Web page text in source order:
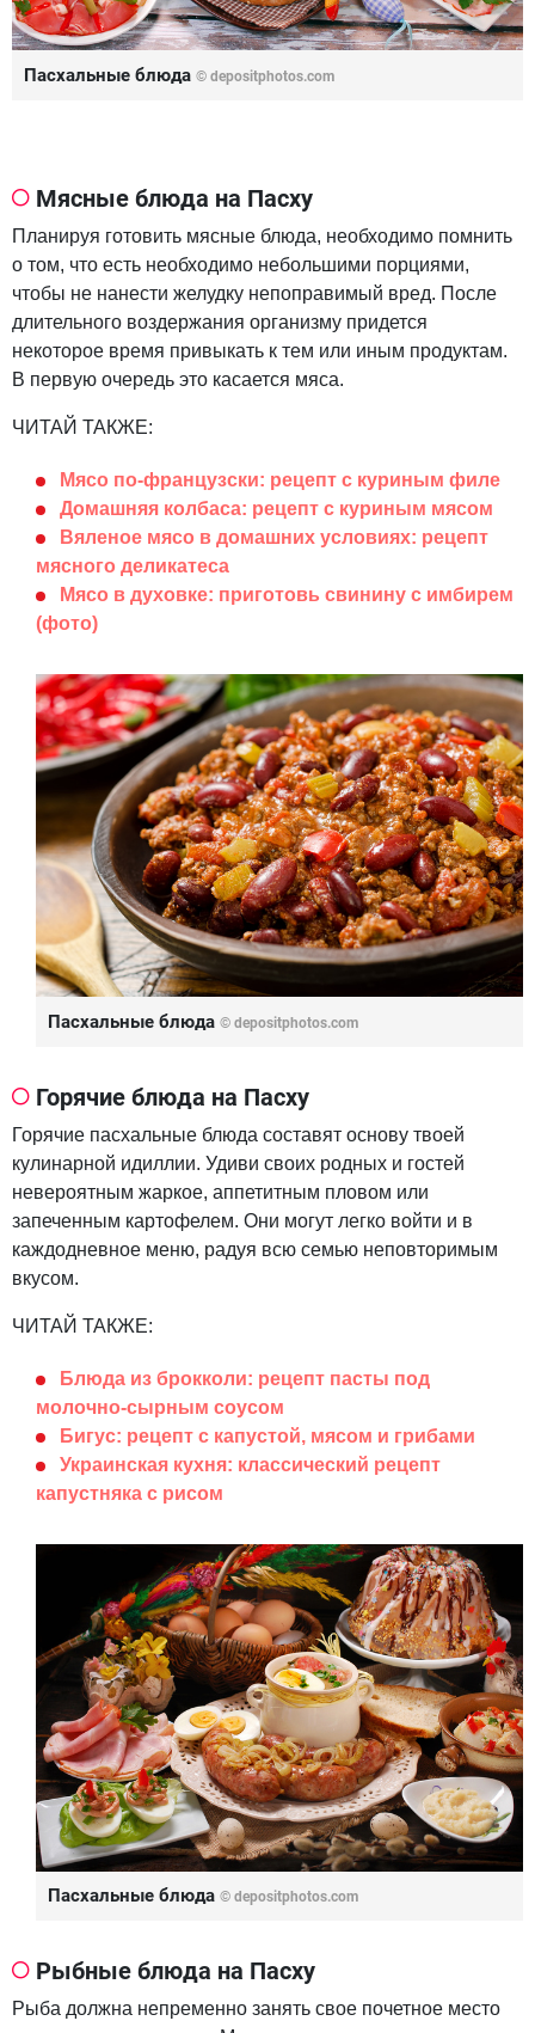
Пасхальные блюда © depositphotos.com
Мясные блюда на Пасху
Планируя готовить мясные блюда, необходимо помнить
о том, что есть необходимо небольшими порциями,
чтобы не нанести желудку непоправимый вред. После
длительного воздержания организму придется
некоторое время привыкать к тем или иным продуктам.
В первую очередь это касается мяса.
ЧИТАЙ ТАКЖЕ:
Мясо по-французски: рецепт с куриным филе
Домашняя колбаса: рецепт с куриным мясом
Вяленое мясо в домашних условиях: рецепт
мясного деликатеса
Мясо в духовке: приготовь свинину с имбирем
(фото)
Пасхальные блюда © depositphotos.com
Горячие блюда на Пасху
Горячие пасхальные блюда составят основу твоей
кулинарной идиллии. Удиви своих родных и гостей
невероятным жаркое, аппетитным пловом или
запеченным картофелем. Они могут легко войти и в
каждодневное меню, радуя всю семью неповторимым
вкусом.
ЧИТАЙ ТАКЖЕ:
Блюда из брокколи: рецепт пасты под
молочно-сырным соусом
Бигус: рецепт с капустой, мясом и грибами
Украинская кухня: классический рецепт
капустняка с рисом
Пасхальные блюда © depositphotos.com
Рыбные блюда на Пасху
Рыба должна непременно занять свое почетное место